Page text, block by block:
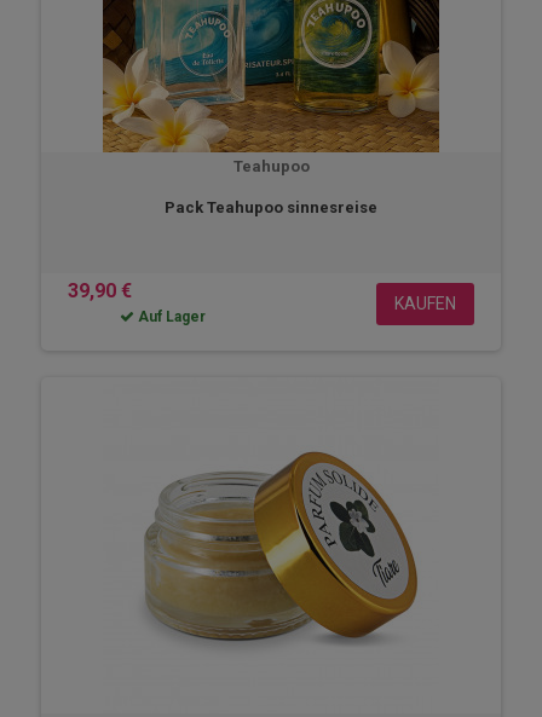
Teahupoo
Pack Teahupoo sinnesreise
39,90 €
Auf Lager
KAUFEN